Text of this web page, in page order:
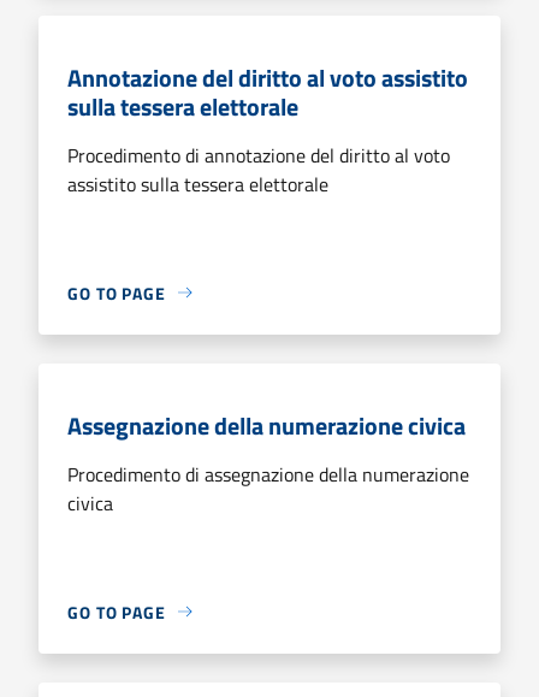
Annotazione del diritto al voto assistito
sulla tessera elettorale
Procedimento di annotazione del diritto al voto
assistito sulla tessera elettorale
GO TO PAGE
Assegnazione della numerazione civica
Procedimento di assegnazione della numerazione
civica
GO TO PAGE